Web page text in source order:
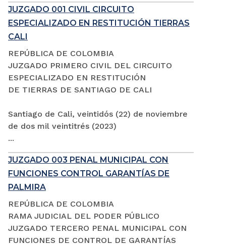
JUZGADO 001 CIVIL CIRCUITO
ESPECIALIZADO EN RESTITUCIÓN TIERRAS
CALI
REPÚBLICA DE COLOMBIA
JUZGADO PRIMERO CIVIL DEL CIRCUITO
ESPECIALIZADO EN RESTITUCIÓN
DE TIERRAS DE SANTIAGO DE CALI
Santiago de Cali, veintidós (22) de noviembre
de dos mil veintitrés (2023)
...
JUZGADO 003 PENAL MUNICIPAL CON
FUNCIONES CONTROL GARANTÍAS DE
PALMIRA
REPÚBLICA DE COLOMBIA
RAMA JUDICIAL DEL PODER PÚBLICO
JUZGADO TERCERO PENAL MUNICIPAL CON
FUNCIONES DE CONTROL DE GARANTÍAS